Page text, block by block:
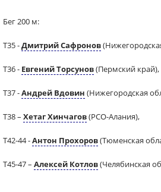
Бег 200 м:
Т35 -Дмитрий Сафронов
Т36 - Евгений Торсунов(Пермский край),
Т37 -Андрей Вдовин (Нижегородская
Т38 – Хетаг Хинчагов(РСО-Алания),
Т42-44 -Антон Прохоров(Тюменская
Т45-47 – Алексей Котлов(Челябинская